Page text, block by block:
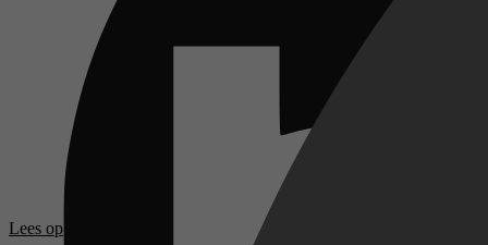
Lees op